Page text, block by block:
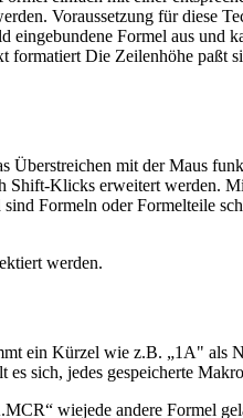
Voraussetzung für diese
Formel aus und
Die Zeilenhöhe paßt
Überstreichen mit der Maus
Klicks erweitert werden.
Formeln oder Formelteile
werden.
ein Kürzel wie z.B. „1A" als
sich, jedes gespeicherte
wiejede andere Formel